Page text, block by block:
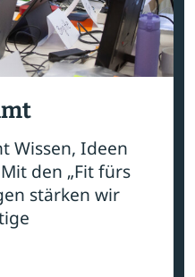
Wissen, Ideen
den „Fit fürs
stärken wir